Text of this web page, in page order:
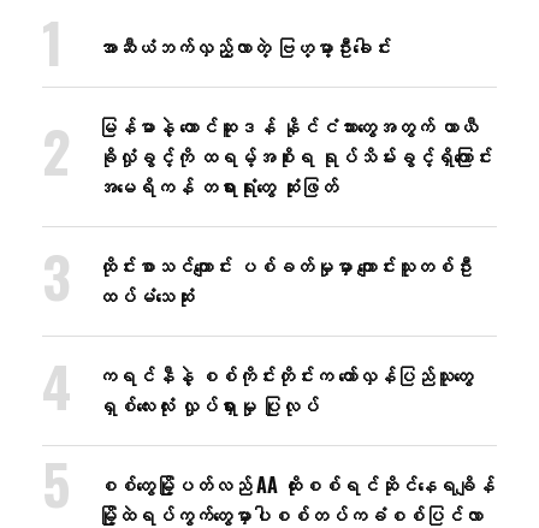
အာဆီယံဘက်လှည့်လာတဲ့ ဗြဟ္မာ့ဦးခေါင်း
မြန်မာနဲ့ တောင်ဆူဒန် နိုင်ငံသားတွေအတွက် ယာယီ
ခိုလှုံခွင့်ကို ထရမ့်အစိုးရ ရုပ်သိမ်းခွင့်ရှိကြောင်း
အမေရိကန် တရားရုံးတွေ ဆုံးဖြတ်
ထိုင်းစာသင်ကျောင်း ပစ်ခတ်မှုမှာ ကျောင်းသူတစ်ဦး
ထပ်မံသေဆုံး
ကရင်နီနဲ့ စစ်ကိုင်းတိုင်းက တော်လှန်ပြည်သူတွေ
ရှစ်လေးလုံး လှုပ်ရှားမှု ပြုလုပ်
စစ်တွေမြို့ပတ်လည် AA ထိုးစစ်ရင်ဆိုင်နေရချိန်
မြို့ထဲရပ်ကွက်တွေမှာပါစစ်တပ်ကခံစစ်ပြင်လာ